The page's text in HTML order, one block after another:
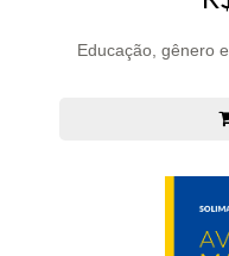
Educação, gênero